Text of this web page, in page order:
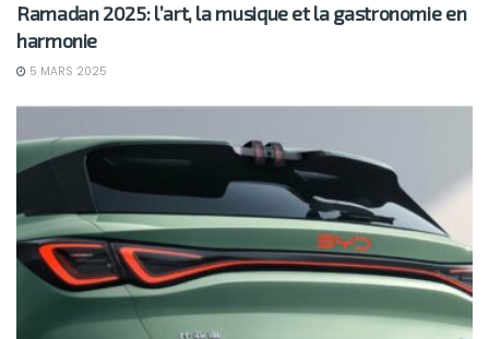
Ramadan 2025: l’art, la musique et la gastronomie en
harmonie
5 MARS 2025